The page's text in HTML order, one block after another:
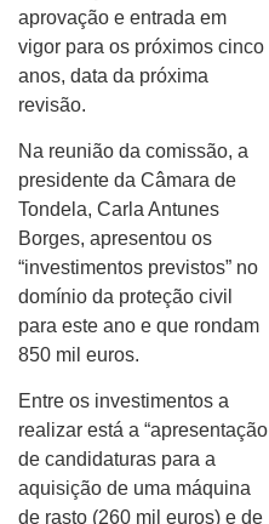
aprovação e entrada em
vigor para os próximos cinco
anos, data da próxima
revisão.
Na reunião da comissão, a
presidente da Câmara de
Tondela, Carla Antunes
Borges, apresentou os
“investimentos previstos” no
domínio da proteção civil
para este ano e que rondam
850 mil euros.
Entre os investimentos a
realizar está a “apresentação
de candidaturas para a
aquisição de uma máquina
de rasto (260 mil euros) e de